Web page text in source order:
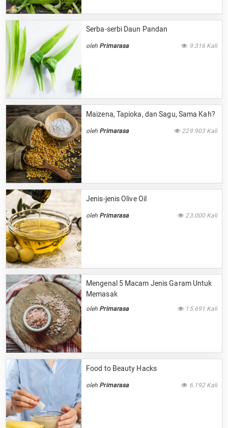
Serba-serbi Daun Pandan
oleh Primarasa 9.316 Kali
Maizena, Tapioka, dan Sagu, Sama Kah?
oleh Primarasa 229.903 Kali
Jenis-jenis Olive Oil
oleh Primarasa 23.000 Kali
Mengenal 5 Macam Jenis Garam Untuk
Memasak
oleh Primarasa 15.691 Kali
Food to Beauty Hacks
oleh Primarasa 6.192 Kali